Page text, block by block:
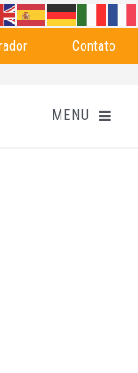
Contato